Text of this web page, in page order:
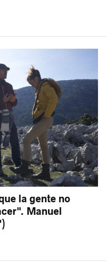
la gente no
Manuel